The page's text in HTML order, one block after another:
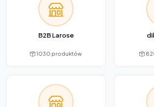
B2B Larose
1030 produktów